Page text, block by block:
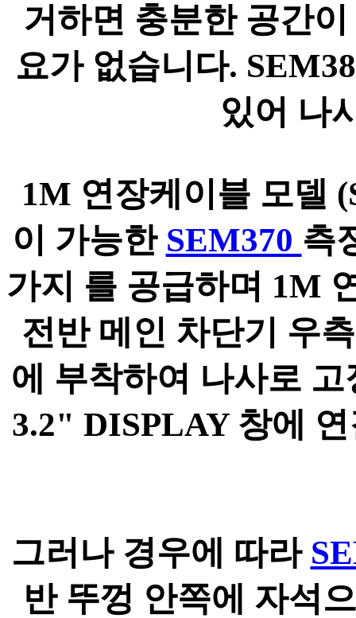
거하면 충분한 공간
요가 없습니다.
있어 나
1M 연장케이블 모델
이 가능한 SEM370 측
가지 를 공급하며 1M
전반 메인 차단기 우
에 부착하여 나사로
3.2" DISPLAY 창에
그러나 경우에 따라
반 뚜껑 안쪽에 자석